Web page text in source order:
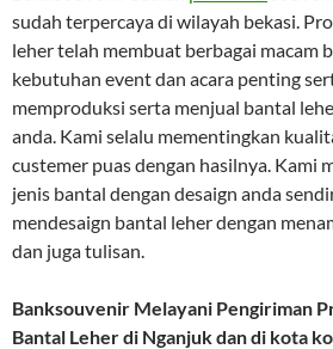
sudah terpercaya di wilayah bekasi.
leher telah membuat berbagai macam
kebutuhan event dan acara penting
memproduksi serta menjual bantal
anda. Kami selalu mementingkan
custemer puas dengan hasilnya. Kami
jenis bantal dengan desaign anda
mendesaign bantal leher dengan
dan juga tulisan.
Banksouvenir Melayani Pengiriman
Bantal Leher di Nganjuk dan di kota